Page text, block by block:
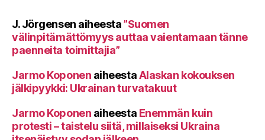
J. Jörgensen aiheesta”Suomen
välinpitämättömyys auttaa vaientamaan tänne
paenneita toimittajia”
Jarmo Koponen aiheestaAlaskan kokouksen
jälkipyykki: Ukrainan turvatakuut
Jarmo Koponen aiheesta Enemmän kuin
protesti – taistelu siitä, millaiseksi Ukraina